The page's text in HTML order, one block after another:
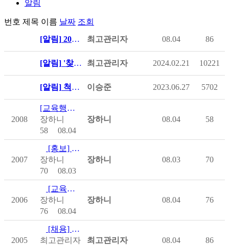
알림
번호 제목 이름 날짜 조회
[알림] 2026년 제1차 (사)한국척수장애인협회 직원채용 공고 최고관리자 08.04 86
[알림] '찾아가는 정보메신저' 파견 희망 병원 신청 방법 안내 최고관리자 2024.02.21 10221
[알림] 척수장애인 솔루션위원회 온라인 상담실 운영 이승준 2023.06.27 5702
2008
[교육행사] [모집]2026년 대한척수학회 연수강좌 참가신청 안내
장하니
58
08.04
장하니 08.04 58
2007
[홍보] (홍보)장애인 의료·요양 통합돌봄 사업
장하니
70
08.03
장하니 08.03 70
2006
[교육행사] [모집] 26년 척수장애인 기초재활교육 수강등록 안내
장하니
76
08.04
장하니 08.04 76
2005
[채용] 2026년 제1차 (사)한국척수장애인협회 직원채용 공고
최고관리자
최고관리자 08.04 86